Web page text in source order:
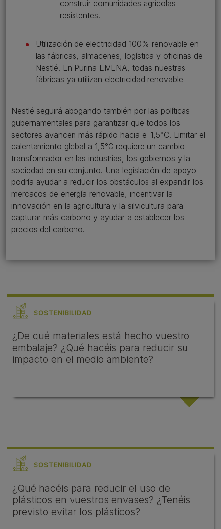
construir comunidades agrícolas
resistentes.
Utilización de electricidad 100% renovable en
las fábricas, almacenes, logística y oficinas de
Nestlé. En Purina EMENA, todas nuestras
fábricas ya utilizan electricidad renovable.
Nestlé seguirá abogando también por las políticas
gubernamentales para garantizar que todos los
sectores avancen más rápido hacia el 1,5°C. Limitar el
calentamiento global a 1,5°C requiere un cambio
transformador en las industrias, los gobiernos y la
sociedad en su conjunto. Una legislación de apoyo
podría ayudar a reducir los obstáculos al expandir los
mercados de energía renovable, incentivar la
innovación en la agricultura y la silvicultura para
capturar más carbono y ayudar a establecer los
precios del carbono.
SOSTENIBILIDAD
¿De qué materiales está hecho vuestro
embalaje? ¿Qué hacéis para reducir su
impacto en el medio ambiente?
SOSTENIBILIDAD
¿Qué hacéis para reducir el uso de
plásticos en vuestros envases? ¿Tenéis
previsto evitar los plásticos?